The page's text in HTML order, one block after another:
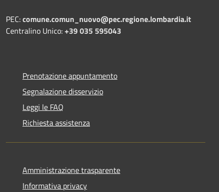
PEC:comune.comun_nuovo@pec.regione.lombardia.it
Centralino Unico:+39 035 595043
Prenotazione appuntamento
Segnalazione disservizio
Leggi le FAQ
Richiesta assistenza
Amministrazione trasparente
Informativa privacy